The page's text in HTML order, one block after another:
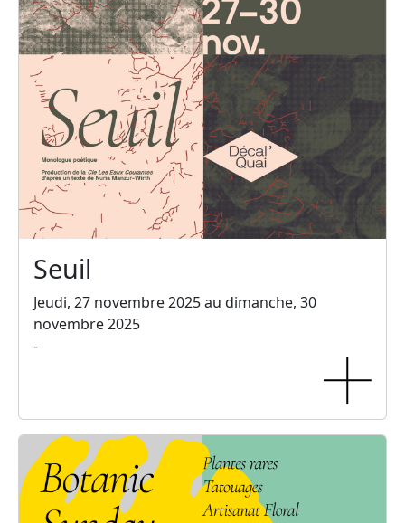
Seuil
Jeudi, 27 novembre 2025 au dimanche, 30
novembre 2025
-